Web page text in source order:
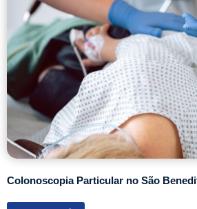
Colonoscopia Particular no São